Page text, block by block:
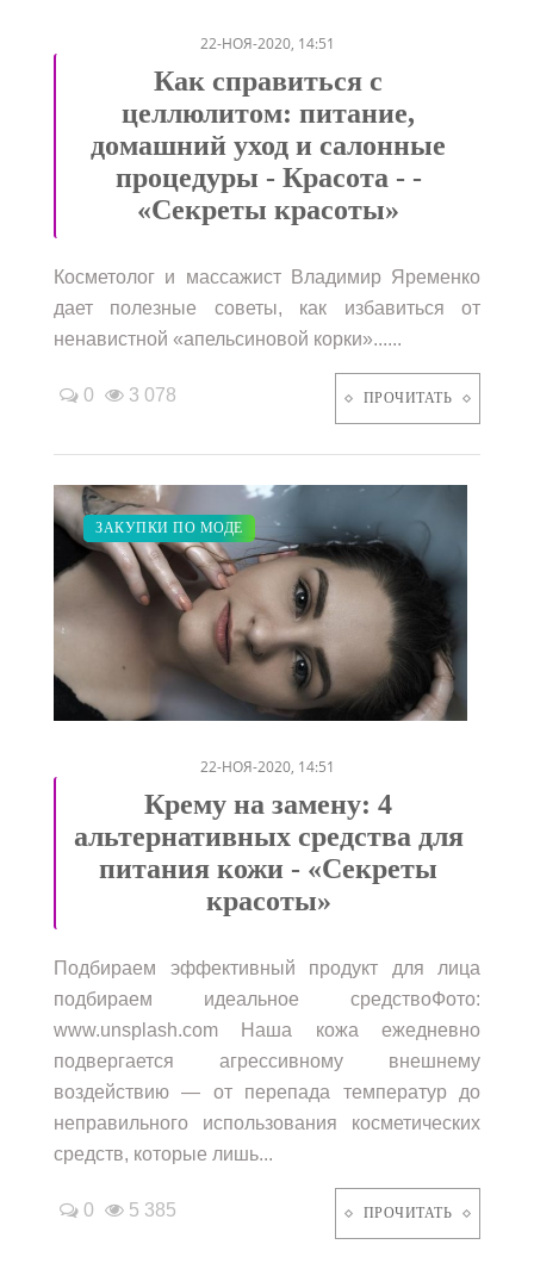
22-НОЯ-2020, 14:51
Как справиться с
целлюлитом: питание,
домашний уход и салонные
процедуры - Красота - -
«Секреты красоты»
Косметолог и массажист Владимир Яременко
дает полезные советы, как избавиться от
ненавистной «апельсиновой корки»......
0 3 078 ПРОЧИТАТЬ
ПОКАЗЫ
КРАСОТА
СВАДЬБА
/
ЗАКУПКИ ПО МОДЕ
22-НОЯ-2020, 14:51
Крему на замену: 4
альтернативных средства для
питания кожи - «Секреты
красоты»
Подбираем эффективный продукт для лица
подбираем идеальное средствоФото:
www.unsplash.com Наша кожа ежедневно
подвергается агрессивному внешнему
воздействию — от перепада температур до
неправильного использования косметических
средств, которые лишь...
0 5 385 ПРОЧИТАТЬ